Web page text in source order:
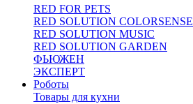
RED FOR PETS
RED SOLUTION COLORSENSE
RED SOLUTION MUSIC
RED SOLUTION GARDEN
ФЬЮЖЕН
ЭКСПЕРТ
Роботы
Товары для кухни